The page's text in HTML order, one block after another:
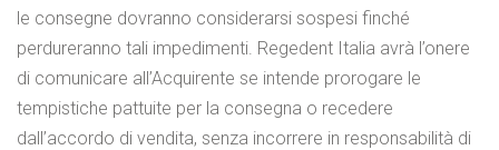
le consegne dovranno considerarsi sospesi finché
perdureranno tali impedimenti. Regedent Italia avrà l’onere
di comunicare all’Acquirente se intende prorogare le
tempistiche pattuite per la consegna o recedere
dall’accordo di vendita, senza incorrere in responsabilità di